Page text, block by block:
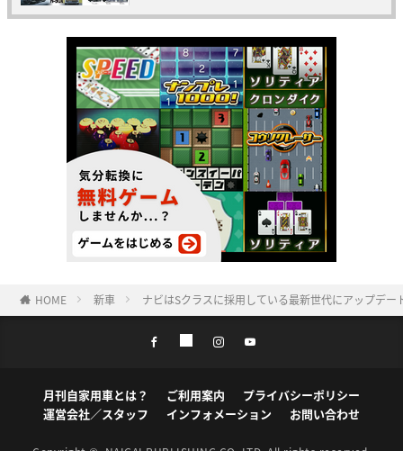
HOME 新車 ナビはSクラスに採用している最新世代にアップデ
月刊自家用車とは？ ご利用案内
プライバシーポリシー
運営会社／スタッフ
インフォメーション お問い合わせ